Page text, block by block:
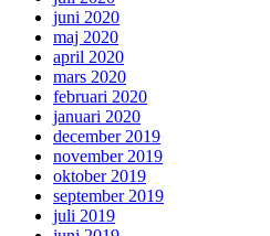
juni 2020
maj 2020
april 2020
mars 2020
februari 2020
januari 2020
december 2019
november 2019
oktober 2019
september 2019
juli 2019